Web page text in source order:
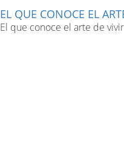
EL QUE CONOCE EL
El que conoce el arte de